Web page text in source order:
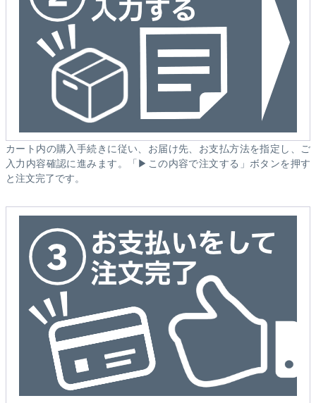
カート内の購入手続きに従い、お届け先、お支払方法を指定し、ご
入力内容確認に進みます。「▶この内容で注文する」ボタンを押す
と注文完了です。